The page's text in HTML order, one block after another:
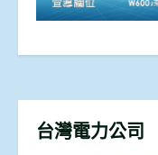
台灣電力公司